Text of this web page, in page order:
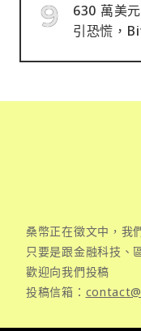
630 萬美
引恐慌，
桑幣正在徵文中，我
只要是跟金融科技、
歡迎向我們投稿
投稿信箱：